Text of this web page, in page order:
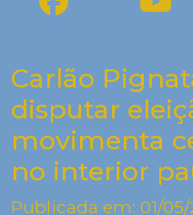
Carlão
disputar
movimenta
no interior
Publicada em: 01/05/